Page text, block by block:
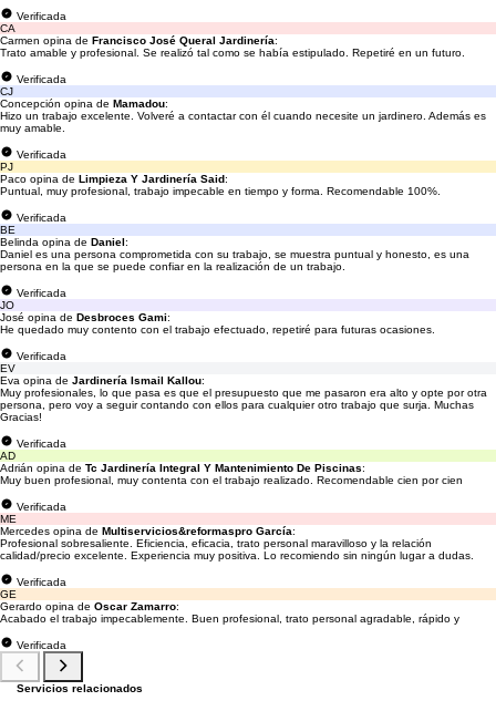
Verificada
CA
Carmen opina de Francisco José Queral Jardinería:
Trato amable y profesional. Se realizó tal como se había estipulado. Repetiré en un futuro.
Verificada
CJ
Concepción opina de Mamadou:
Hizo un trabajo excelente. Volveré a contactar con él cuando necesite un jardinero. Además es
muy amable.
Verificada
PJ
Paco opina de Limpieza Y Jardinería Said:
Puntual, muy profesional, trabajo impecable en tiempo y forma. Recomendable 100%.
Verificada
BE
Belinda opina de Daniel:
Daniel es una persona comprometida con su trabajo, se muestra puntual y honesto, es una
persona en la que se puede confiar en la realización de un trabajo.
Verificada
JO
José opina de Desbroces Gami:
He quedado muy contento con el trabajo efectuado, repetiré para futuras ocasiones.
Verificada
EV
Eva opina de Jardinería Ismail Kallou:
Muy profesionales, lo que pasa es que el presupuesto que me pasaron era alto y opte por otra
persona, pero voy a seguir contando con ellos para cualquier otro trabajo que surja. Muchas
Gracias!
Verificada
AD
Adrián opina de Tc Jardinería Integral Y Mantenimiento De Piscinas:
Muy buen profesional, muy contenta con el trabajo realizado. Recomendable cien por cien
Verificada
ME
Mercedes opina de Multiservicios&reformaspro García:
Profesional sobresaliente. Eficiencia, eficacia, trato personal maravilloso y la relación
calidad/precio excelente. Experiencia muy positiva. Lo recomiendo sin ningún lugar a dudas.
Verificada
GE
Gerardo opina de Oscar Zamarro:
Acabado el trabajo impecablemente. Buen profesional, trato personal agradable, rápido y
Verificada
Servicios relacionados